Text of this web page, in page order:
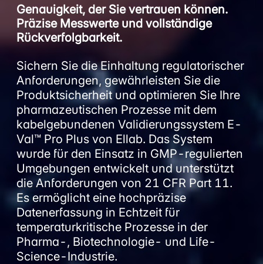
Genauigkeit, der Sie vertrauen können.
Präzise Messwerte und vollständige
Rückverfolgbarkeit.
Sichern Sie die Einhaltung regulatorischer
Anforderungen, gewährleisten Sie die
Produktsicherheit und optimieren Sie Ihre
pharmazeutischen Prozesse mit dem
kabelgebundenen Validierungssystem E-
Val™ Pro Plus von Ellab. Das System
wurde für den Einsatz in GMP-regulierten
Umgebungen entwickelt und unterstützt
die Anforderungen von 21 CFR Part 11.
Es ermöglicht eine hochpräzise
Datenerfassung in Echtzeit für
temperaturkritische Prozesse in der
Pharma-, Biotechnologie- und Life-
Science-Industrie.